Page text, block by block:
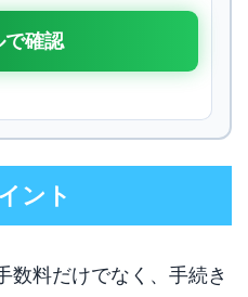
で確認
ント
数料だけでなく、手続き